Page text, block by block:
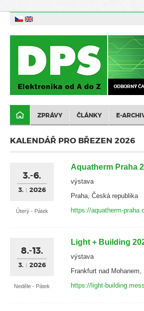
ODBORNÝ
ZPRÁVY ČLÁNKY E-
KALENDÁŘ PRO BŘEZEN 2026
3.-6.
3. 2026
Úterý - Pátek
Aquatherm Praha
výstava
Praha, Česká republika
https://aquatherm-
8.-13.
3. 2026
Neděle - Pátek
Light + Building
výstava
Frankfurt nad Mohanem,
https://light-